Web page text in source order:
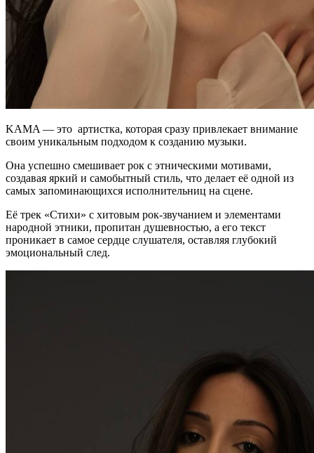
KAMA — это артистка, которая сразу привлекает внимание
своим уникальным подходом к созданию музыки.
Она успешно смешивает рок с этническими мотивами,
создавая яркий и самобытный стиль, что делает её одной из
самых запоминающихся исполнительниц на сцене.
Её трек «Стихи» с хитовым рок-звучанием и элементами
народной этники, пропитан душевностью, а его текст
проникает в самое сердце слушателя, оставляя глубокий
эмоциональный след.